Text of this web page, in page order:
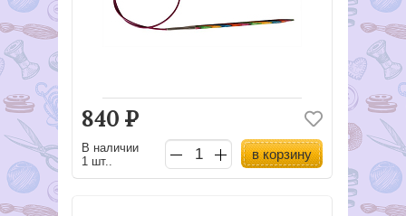
840 Р
В наличии
1 шт..
в корзину